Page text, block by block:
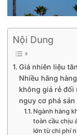
Nội Dung
Giá nhiên liệu
Nhiều hãng hàng
không giá rẻ đối
nguy cơ phá sản
Ngành hàng
toàn cầu chịu
lớn từ chi phí